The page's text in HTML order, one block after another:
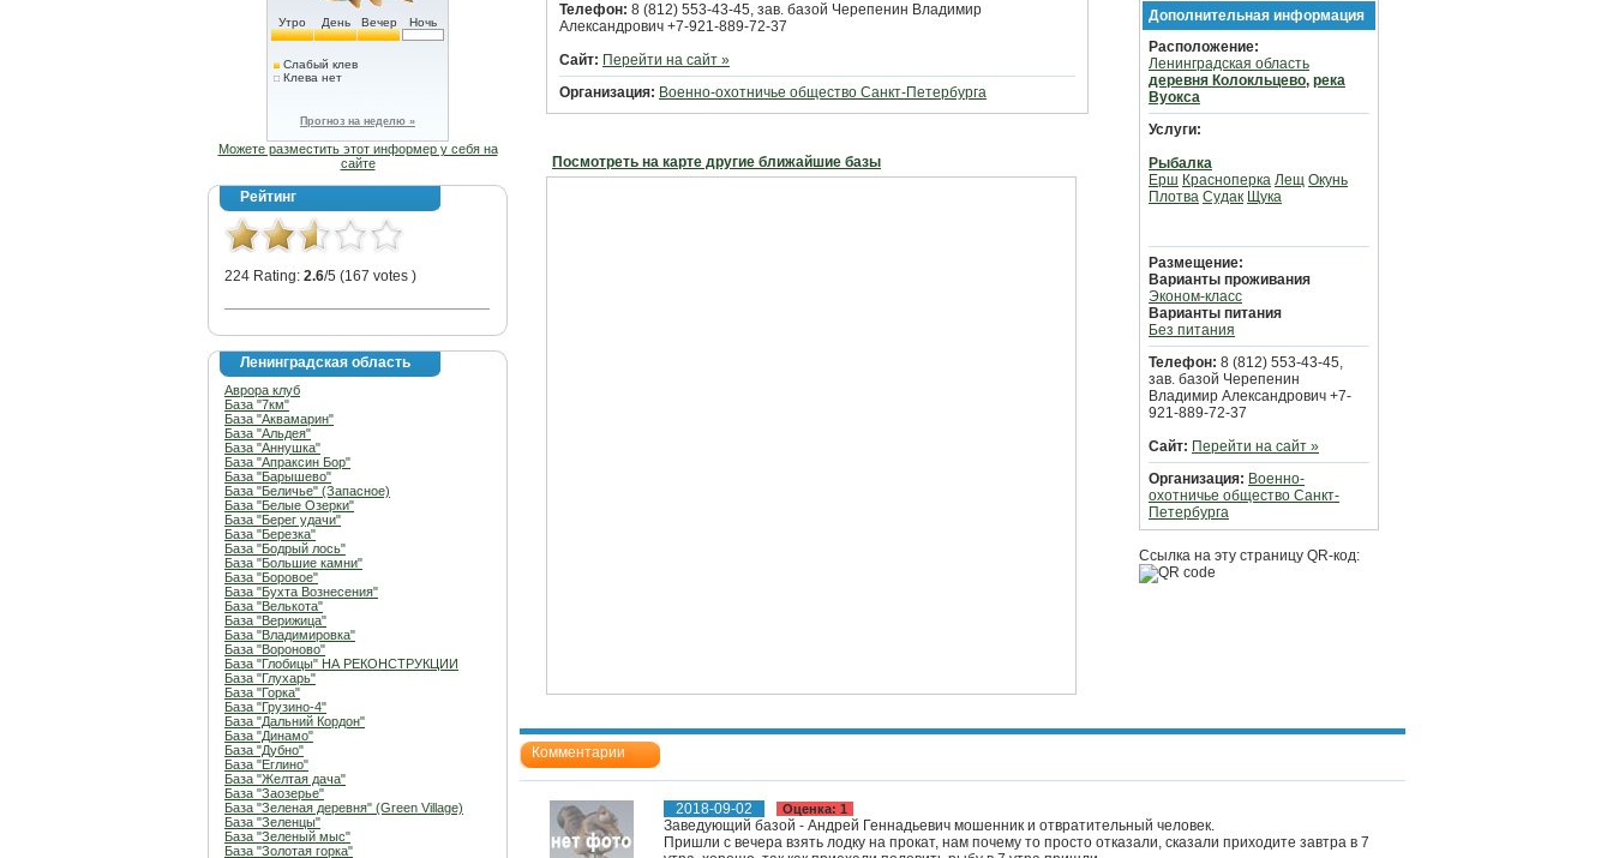
Утро День Вечер Ночь
Слабый клев
Клева нет
Прогноз на неделю »
Можете разместить этот информер у себя на
сайте
Рейтинг
224 Rating: 2.6/5 (167 votes )
Ленинградская область
Аврора клуб
База "7км"
База "Аквамарин"
База "Альдея"
База "Аннушка"
База "Апраксин Бор"
База "Барышево"
База "Беличье" (Запасное)
База "Белые Озерки"
База "Берег удачи"
База "Березка"
База "Бодрый лось"
База "Большие камни"
База "Боровое"
База "Бухта Вознесения"
База "Велькота"
База "Верижица"
База "Владимировка"
База "Вороново"
База "Глобицы" НА РЕКОНСТРУКЦИИ
База "Глухарь"
База "Горка"
База "Грузино-4"
База "Дальний Кордон"
База "Динамо"
База "Дубно"
База "Еглино"
База "Желтая дача"
База "Заозерье"
База "Зеленая деревня" (Green Village)
База "Зеленцы"
База "Зеленый мыс"
База "Золотая горка"
Телефон: 8 (812) 553-43-45, зав. базой Черепенин Владимир
Александрович +7-921-889-72-37
Сайт: Перейти на сайт »
Организация: Военно-охотничье общество Санкт-Петербурга
Посмотреть на карте другие ближайшие базы
Дополнительная информация
Расположение:
Ленинградская область
деревня Колокльцево, река
Вуокса
Услуги:
Рыбалка
Ерш Красноперка Лещ Окунь
Плотва Судак Щука
Размещение:
Варианты проживания
Эконом-класс
Варианты питания
Без питания
Телефон: 8 (812) 553-43-45,
зав. базой Черепенин
Владимир Александрович +7-
921-889-72-37
Сайт: Перейти на сайт »
Организация: Военно-
охотничье общество Санкт-
Петербурга
Ссылка на эту страницу QR-код:
Комментарии
2018-09-02 Оценка: 1
Заведующий базой - Андрей Геннадьевич мошенник и отвратительный человек.
Пришли с вечера взять лодку на прокат, нам почему то просто отказали, сказали приходите завтра в 7